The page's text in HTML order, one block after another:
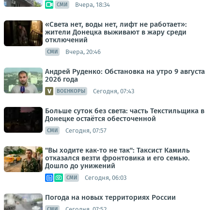
СМИ Вчера, 18:34
«Света нет, воды нет, лифт не работает»:
жители Донецка выживают в жару среди
отключений
СМИ Вчера, 20:46
Андрей Руденко: Обстановка на утро 9 августа
2026 года
ВОЕНКОРЫ Сегодня, 07:43
Больше суток без света: часть Текстильщика в
Донецке остаётся обесточенной
СМИ Сегодня, 07:57
"Вы ходите как-то не так": Таксист Камиль
отказался везти фронтовика и его семью.
Дошло до унижений
СМИ Сегодня, 06:03
Погода на новых территориях России